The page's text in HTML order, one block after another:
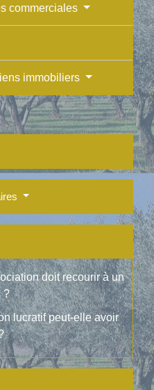
commerciales
immobiliers
doit recourir à un
?
lucratif peut-elle avoir